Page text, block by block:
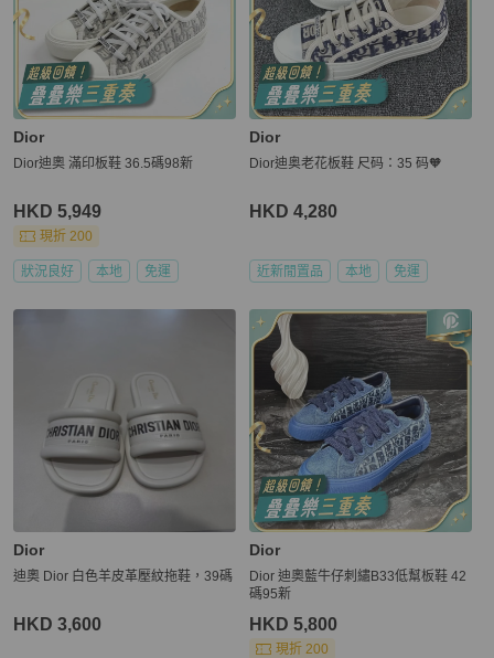
Dior
Dior迪奧 滿印板鞋 36.5碼98新
HKD 5,949
現折 200
狀況良好 本地 免運
Dior
Dior迪奥老花板鞋 尺码：35 码🧡
HKD 4,280
近新閒置品 本地 免運
Dior
迪奧 Dior 白色羊皮革壓紋拖鞋，39碼
HKD 3,600
Dior
Dior 迪奧藍牛仔刺繡B33低幫板鞋 42
碼95新
HKD 5,800
現折 200